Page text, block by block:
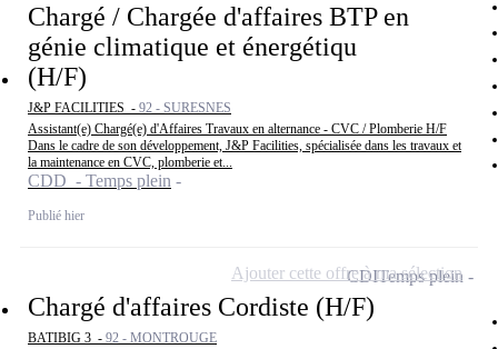
Chargé / Chargée d'affaires BTP en
génie climatique et énergétiqu
(H/F)
J&P FACILITIES - 92 - SURESNES
Assistant(e) Chargé(e) d'Affaires Travaux en alternance - CVC / Plomberie H/F
Dans le cadre de son développement, J&P Facilities, spécialisée dans les travaux et
la maintenance en CVC, plomberie et...
CDD - Temps plein
Publié hier
Chargé d'affaires Cordiste (H/F)
BATIBIG 3 - 92 - MONTROUGE
CDITemps plein
Ajouter cette offre à ma sélection